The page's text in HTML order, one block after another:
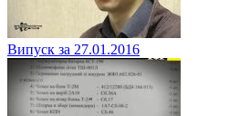
Випуск за 27.01.2016